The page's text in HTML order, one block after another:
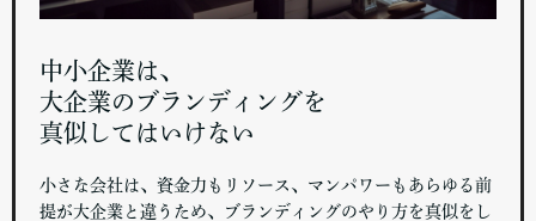
中小企業は、
大企業のブランディングを
真似してはいけない
小さな会社は、資金力もリソース、マンパワーもあらゆる前
提が大企業と違うため、ブランディングのやり方を真似をし